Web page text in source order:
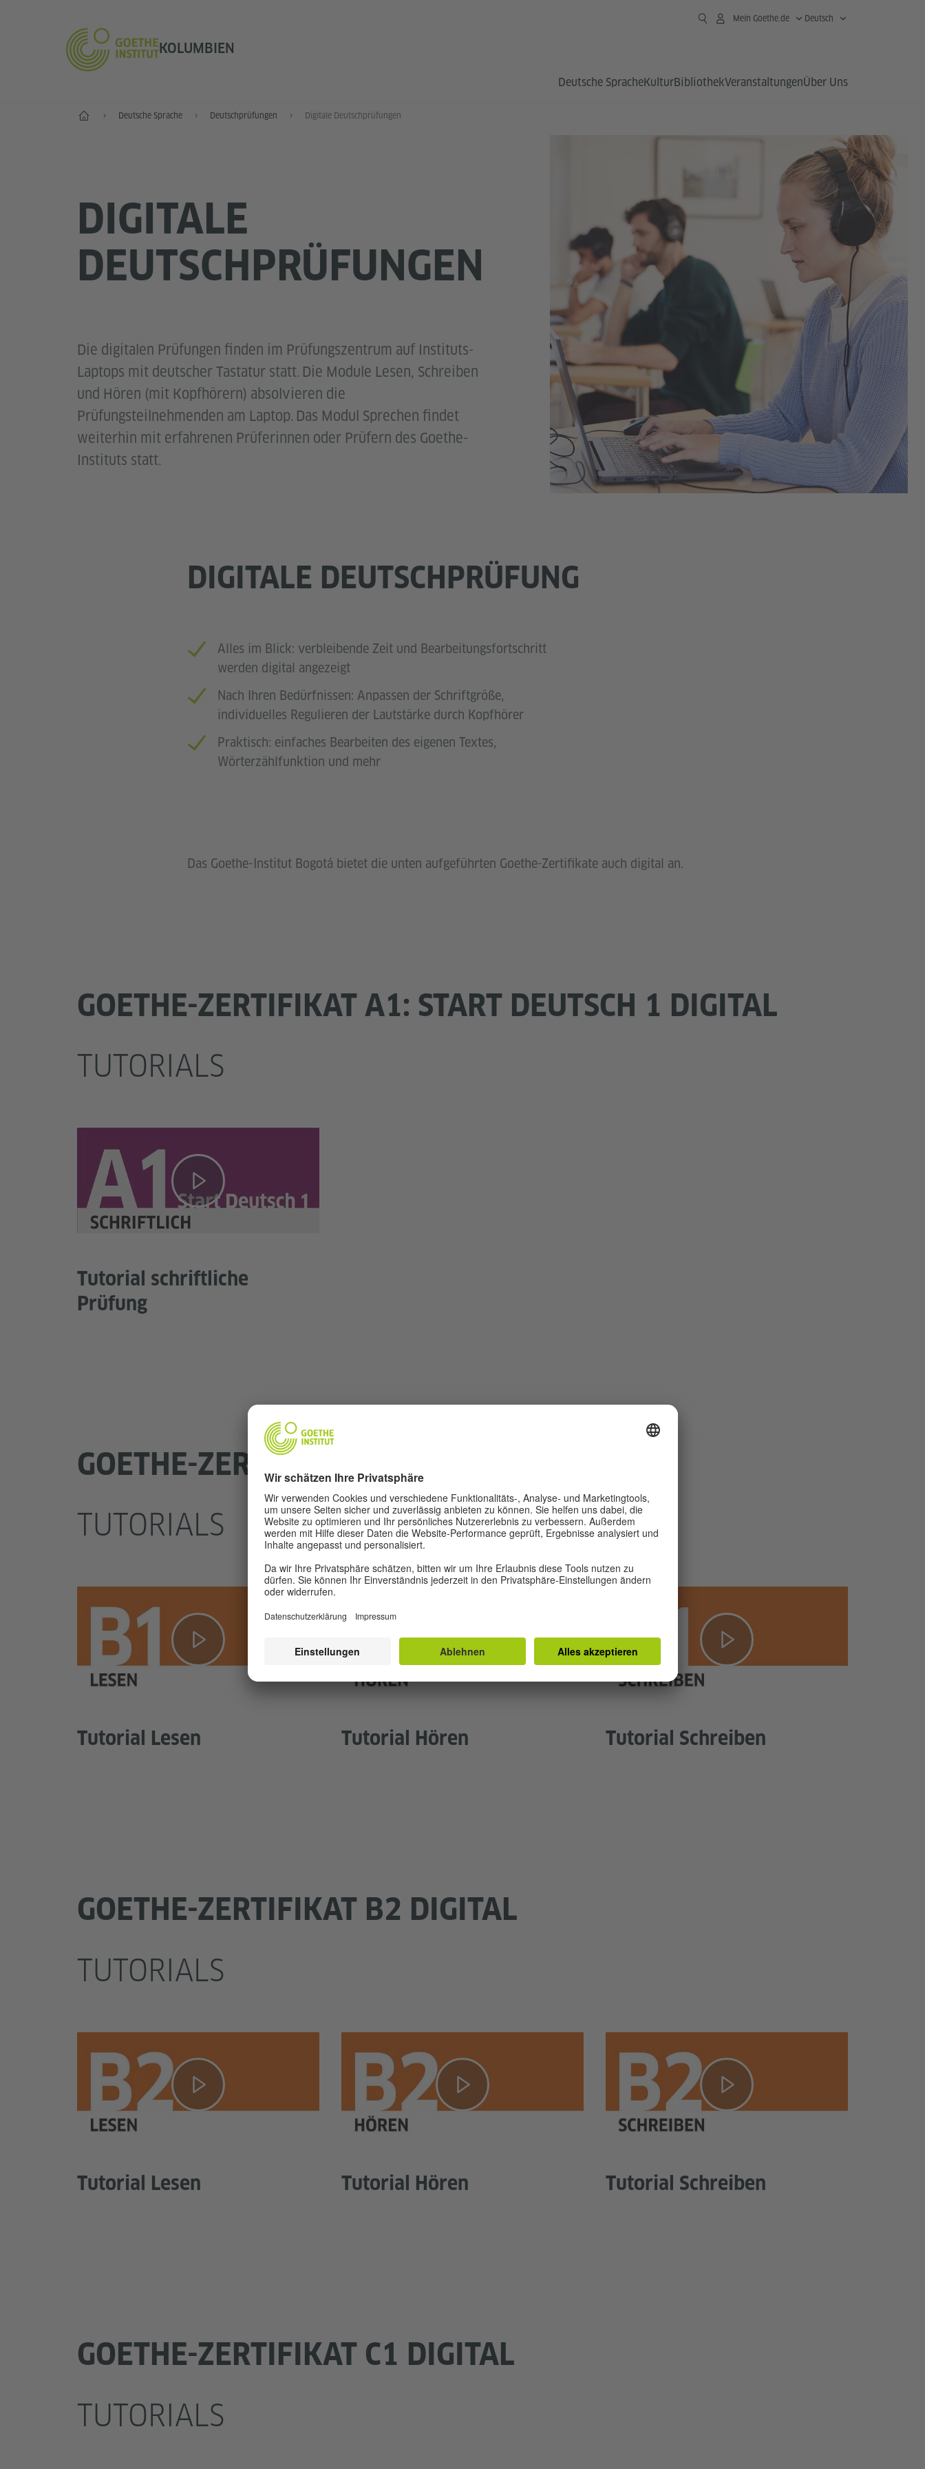
KOLUMBIEN
Mein Goethe.de Deutsch
Deutsche SpracheKulturBibliothekVeranstaltungenÜber Uns
Start Deutsche Sprache Deutschprüfungen Digitale Deutschprüfungen
DIGITALE
DEUTSCHPRÜFUNGEN
Die digitalen Prüfungen finden im Prüfungszentrum auf Instituts-
Laptops mit deutscher Tastatur statt. Die Module Lesen, Schreiben
und Hören (mit Kopfhörern) absolvieren die
Prüfungsteilnehmenden am Laptop. Das Modul Sprechen findet
weiterhin mit erfahrenen Prüferinnen oder Prüfern des Goethe-
Instituts statt.
DIGITALE DEUTSCHPRÜFUNG
Alles im Blick: verbleibende Zeit und Bearbeitungsfortschritt
werden digital angezeigt
Nach Ihren Bedürfnissen: Anpassen der Schriftgröße,
individuelles Regulieren der Lautstärke durch Kopfhörer
Praktisch: einfaches Bearbeiten des eigenen Textes,
Wörterzählfunktion und mehr
Das Goethe-Institut Bogotá bietet die unten aufgeführten Goethe-Zertifikate auch digital an.
GOETHE-ZERTIFIKAT A1: START DEUTSCH 1 DIGITAL
TUTORIALS
Tutorial schriftliche
Prüfung
GOETHE-ZERTIFIKAT B1 DIGITAL
TUTORIALS
Tutorial Lesen Tutorial Hören Tutorial Schreiben
GOETHE-ZERTIFIKAT B2 DIGITAL
TUTORIALS
Tutorial Lesen Tutorial Hören Tutorial Schreiben
GOETHE-ZERTIFIKAT C1 DIGITAL
TUTORIALS